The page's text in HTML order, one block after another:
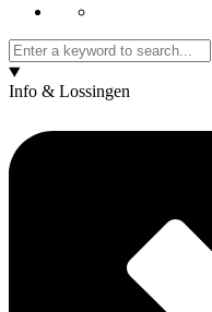
Info & Lossingen